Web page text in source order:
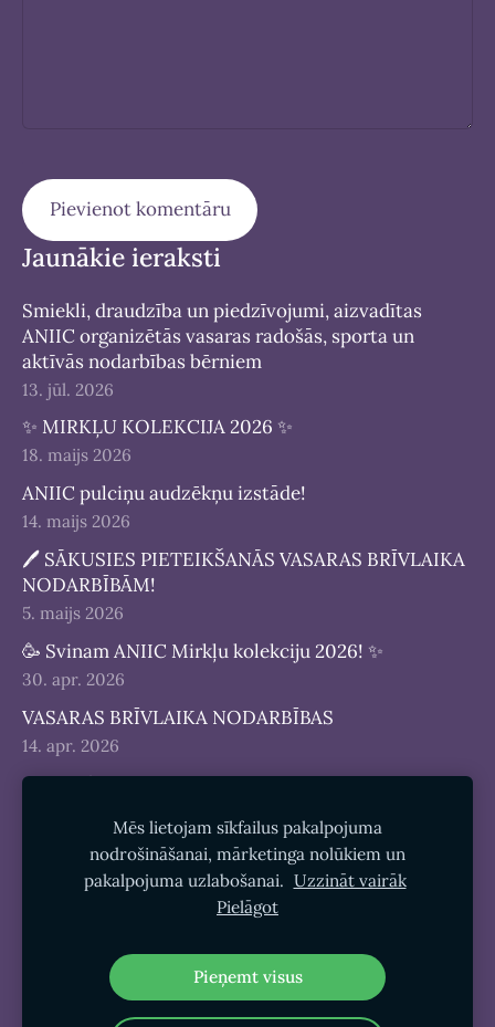
Jaunākie ieraksti
Smiekli, draudzība un piedzīvojumi, aizvadītas
ANIIC organizētās vasaras radošās, sporta un
aktīvās nodarbības bērniem
13. jūl. 2026
✨ MIRKĻU KOLEKCIJA 2026 ✨
18. maijs 2026
ANIIC pulciņu audzēkņu izstāde!
14. maijs 2026
🖊 SĀKUSIES PIETEIKŠANĀS VASARAS BRĪVLAIKA
NODARBĪBĀM!
5. maijs 2026
🥳 Svinam ANIIC Mirkļu kolekciju 2026! ✨
30. apr. 2026
VASARAS BRĪVLAIKA NODARBĪBAS
14. apr. 2026
Olu maģija un zinātnes joki! 🥚✨
Sīkdatnes
Mēs lietojam sīkfailus pakalpojuma
nodrošināšanai, mārketinga nolūkiem un
pakalpojuma uzlabošanai. Uzzināt vairāk
Pielāgot
Pieņemt visus